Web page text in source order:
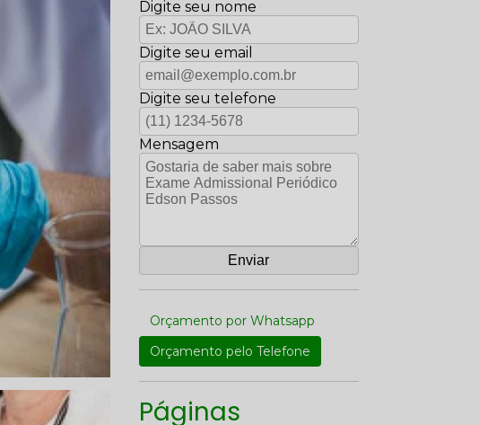
Digite seu nome
Digite seu email
Digite seu telefone
Mensagem
Orçamento por Whatsapp
Orçamento pelo Telefone
Páginas